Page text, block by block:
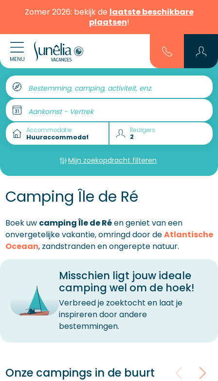
Zomer 2026: bekijk de laatste beschikbare
plaatsen!
MENU
Bestemming, camping, activiteit, enz.
Aankomst - Vertrek
Accommodatie Reizigers
Mijn zoekopdracht filteren
Camping Île de Ré
Boek uw camping Île de Réen geniet van een
onvergetelijke vakantie, omringd door deAtlantische
Oceaan, zandstranden en ongerepte natuur.
Misschien ligt jouw ideale
camping wel om de hoek!
Verbreed je zoektocht en laat je
inspireren door andere
bestemmingen.
Onze campings in de buurt